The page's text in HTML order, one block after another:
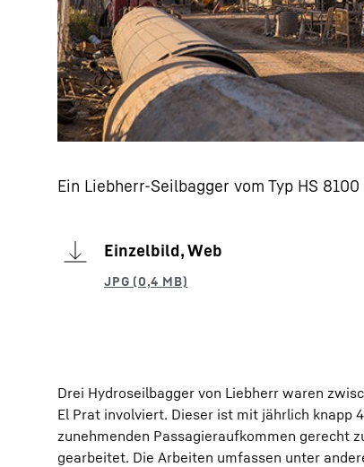
Ein Liebherr-Seilbagger vom Typ HS
Einzelbild, Web
Drei Hydroseilbagger von Liebherr waren
El Prat involviert. Dieser ist mit jährlich knapp
zunehmenden Passagieraufkommen gerecht
gearbeitet. Die Arbeiten umfassen unter